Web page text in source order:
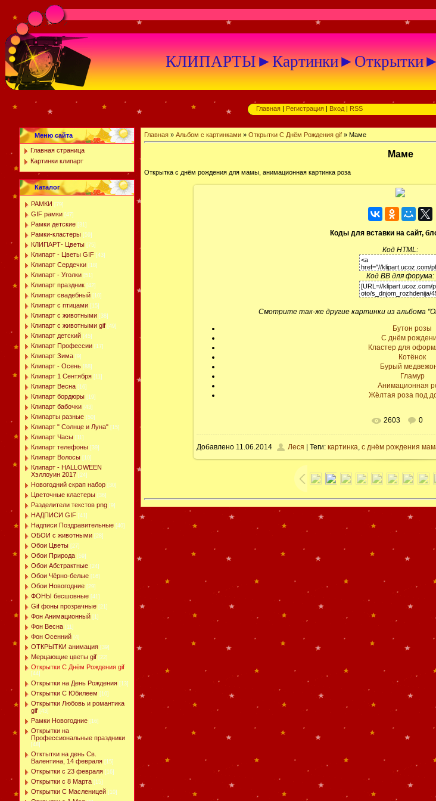
Главная | Регистрация | Вход | RSS
Меню сайта
Главная страница
Картинки клипарт
Каталог
РАМКИ [79]
GIF рамки [47]
Рамки детские [31]
Рамки-кластеры [59]
КЛИПАРТ- Цветы [75]
Клипарт - Цветы GIF [43]
Клипарт Сердечки [18]
Клипарт - Уголки [51]
Клипарт праздник [42]
Клипарт свадебный [10]
Клипарт с птицами [15]
Клипарт с животными [38]
Клипарт с животными gif [49]
Клипарт детский [45]
Клипарт Профессии [17]
Клипарт Зима [9]
Клипарт - Осень [88]
Клипарт 1 Сентября [11]
Клипарт Весна [16]
Клипарт бордюры [19]
Клипарт бабочки [43]
Клипарты разные [50]
Клипарт " Солнце и Луна" [15]
Клипарт Часы [11]
Клипарт телефоны [39]
Клипарт Волосы [10]
Клипарт - HALLOWEEN
Хэллоуин 2017 [24]
Новогодний скрап набор [30]
Цветочные кластеры [36]
Разделители текстов png [9]
НАДПИСИ GIF [41]
Надписи Поздравительные [40]
ОБОИ с животными [28]
Обои Цветы [27]
Обои Природа [59]
Обои Абстрактные [24]
Обои Чёрно-белые [16]
Обои Новогодние [29]
ФОНЫ бесшовные [41]
Gif фоны прозрачные [21]
Фон Анимационный [1]
Фон Весна [11]
Фон Осенний [4]
ОТКРЫТКИ анимация [39]
Мерцающие цветы gif [22]
Открытки С Днём Рождения gif
[44]
Открытки на День Рождения [13]
Открытки С Юбилеем [10]
Открытки Любовь и романтика
gif [43]
Рамки Новогодние [16]
Открытки на
Профессиональные праздники
[48]
Отктытки на день Св.
Валентина, 14 февраля [15]
Открытки с 23 февраля [16]
Открытки с 8 Марта [15]
Открытки С Масленицей [10]
Главная» Альбом с картинками» Открытки С Днём Рождения gif» Маме
Маме
Открытка с днём рождения для мамы, анимационная картинка роза
Коды для вставки на сайт,
Код HTML:
Код BB для форума:
Смотрите так-же другие картинки из альбома
Бутон розы
C днём
Кластер для
Котёнок
Бурый
Гламур
Анимационная
Жёлтая роза под
2603 0
Добавлено 11.06.2014 Леся | Теги: картинка, с днём рождения